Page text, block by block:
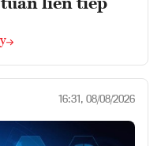
liên tiếp
16:31, 08/08/2026